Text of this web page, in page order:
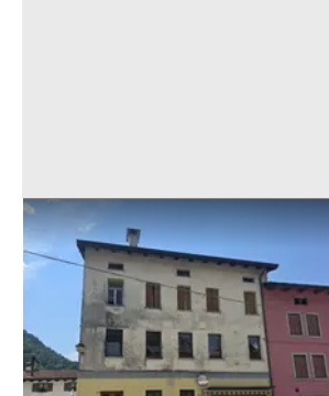
Asta Tribunale di Udine - Due
magazzino, un grezzo
Paluzza (Udine)
Offerta minima
101.250 €
29/09/2026